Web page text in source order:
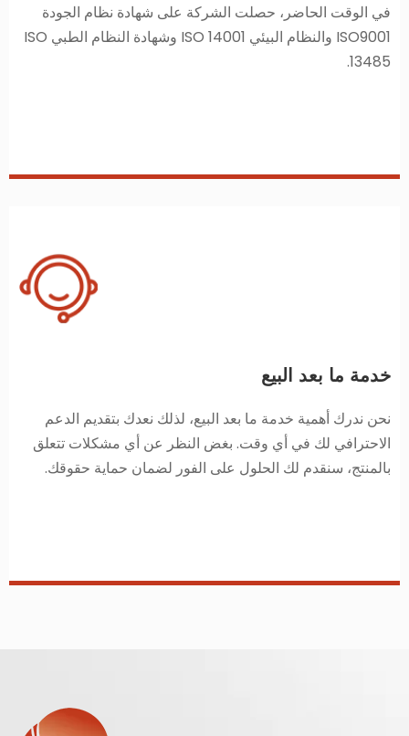
في الوقت الحاضر، حصلت الشركة على شهادة نظام الجودة
ISO9001 والنظام البيئي ISO 14001 وشهادة النظام الطبي ISO
13485.
خدمة ما بعد البيع
نحن ندرك أهمية خدمة ما بعد البيع، لذلك نعدك بتقديم الدعم
الاحترافي لك في أي وقت. بغض النظر عن أي مشكلات تتعلق
بالمنتج، سنقدم لك الحلول على الفور لضمان حماية حقوقك.